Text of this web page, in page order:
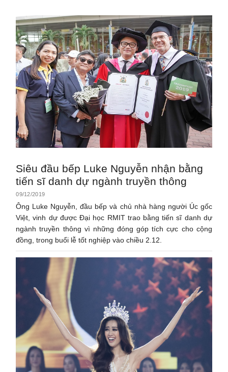
Siêu đầu bếp Luke Nguyễn nhận bằng
tiến sĩ danh dự ngành truyền thông
09/12/2019
Ông Luke Nguyễn, đầu bếp và chủ nhà hàng người Úc gốc
Việt, vinh dự được Đại học RMIT trao bằng tiến sĩ danh dự
ngành truyền thông vì những đóng góp tích cực cho cộng
đồng, trong buổi lễ tốt nghiệp vào chiều 2.12.